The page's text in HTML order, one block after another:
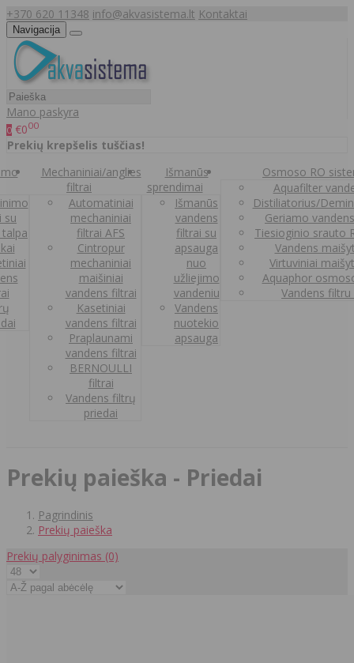
+370 620 11348 info@akvasistema.lt Kontaktai
Navigacija
Mano paskyra
0 €000
Prekių krepšelis tuščias!
su
Mechaniniai/anglies
filtrai
Automatiniai
mechaniniai
filtrai AFS
Cintropur
mechaniniai
maišiniai
vandens filtrai
Kasetiniai
vandens filtrai
Praplaunami
vandens filtrai
BERNOULLI
filtrai
Vandens filtrų
priedai
Išmanūs
sprendimai
Išmanūs
vandens
filtrai su
apsauga
nuo
užliejimo
vandeniu
Vandens
nuotekio
apsauga
Osmoso RO
Aquafilter
Distiliatorius/
Geriamo
Tiesioginio srauto
Vandens
Virtuviniai
Aquaphor
Vandens filtru
Prekių paieška - Priedai
Pagrindinis
Prekių paieška
Prekių palyginimas (0)